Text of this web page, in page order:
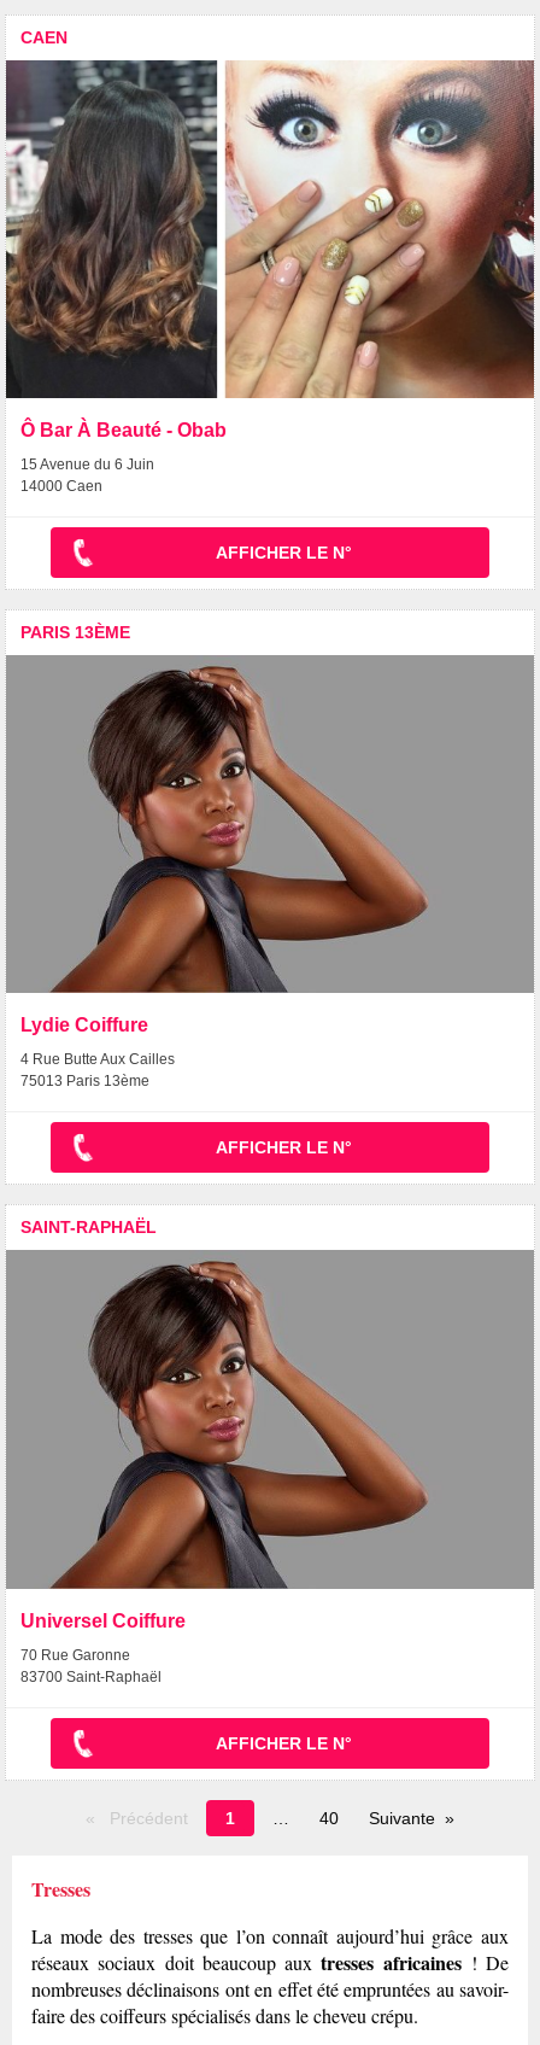
CAEN
Ô Bar À Beauté - Obab
15 Avenue du 6 Juin
14000 Caen
AFFICHER LE N°
PARIS 13ÈME
Lydie Coiffure
4 Rue Butte Aux Cailles
75013 Paris 13ème
AFFICHER LE N°
SAINT-RAPHAËL
Universel Coiffure
70 Rue Garonne
83700 Saint-Raphaël
AFFICHER LE N°
Précédent
Page
en
1 40 Suivante
Tresses
La mode des tresses que l’on connaît aujourd’hui grâce aux
réseaux sociaux doit beaucoup auxtresses africaines! De
nombreuses déclinaisons ont en effet été empruntées au savoir-
faire des coiffeurs spécialisés dans le cheveu crépu.